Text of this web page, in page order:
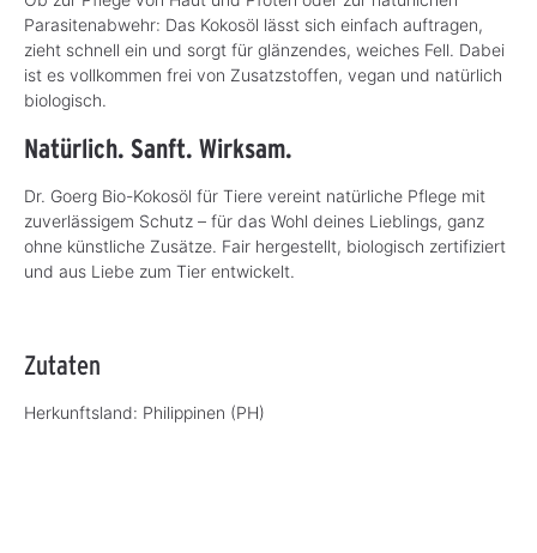
Parasitenabwehr: Das Kokosöl lässt sich einfach auftragen,
zieht schnell ein und sorgt für glänzendes, weiches Fell. Dabei
ist es vollkommen frei von Zusatzstoffen, vegan und natürlich
biologisch.
Natürlich. Sanft. Wirksam.
Dr. Goerg Bio-Kokosöl für Tiere vereint natürliche Pflege mit
zuverlässigem Schutz – für das Wohl deines Lieblings, ganz
ohne künstliche Zusätze. Fair hergestellt, biologisch zertifiziert
und aus Liebe zum Tier entwickelt.
Zutaten
Herkunftsland: Philippinen (PH)